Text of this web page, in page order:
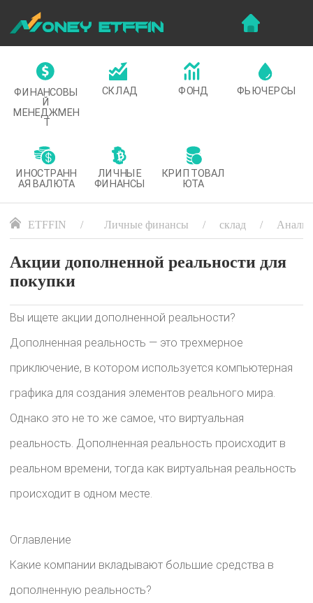
ФИНАНСОВЫ
Й
МЕНЕДЖМЕН
Т
СКЛАД ФОНД ФЬЮЧЕРСЫ
ИНОСТРАНН
АЯ ВАЛЮТА
ЛИЧНЫЕ
ФИНАНСЫ
КРИПТОВАЛ
ЮТА
ETFFIN Личные финансы склад Анализ
Акции дополненной реальности для
покупки
Вы ищете акции дополненной реальности?
Дополненная реальность — это трехмерное
приключение, в котором используется компьютерная
графика для создания элементов реального мира.
Однако это не то же самое, что виртуальная
реальность. Дополненная реальность происходит в
реальном времени, тогда как виртуальная реальность
происходит в одном месте.
Оглавление
Какие компании вкладывают большие средства в
дополненную реальность?